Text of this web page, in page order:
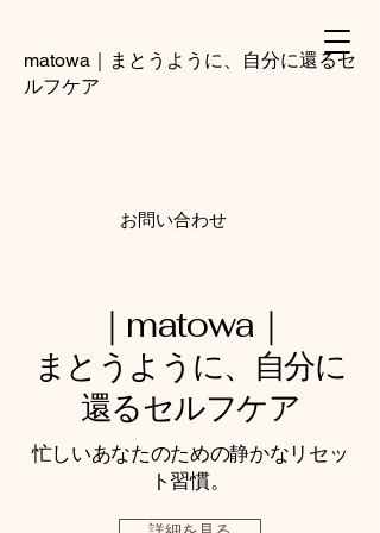
matowa｜まとうように、自分に還るセ
ルフケア
お問い合わせ
｜matowa｜
まとうように、自分に
還るセルフケア
忙しいあなたのための静かなリセッ
ト習慣。